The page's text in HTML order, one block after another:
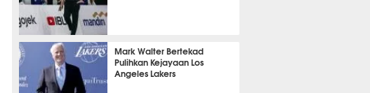
12 jam 4 menit lalu
Mark Walter Bertekad
Pulihkan Kejayaan Los
Angeles Lakers